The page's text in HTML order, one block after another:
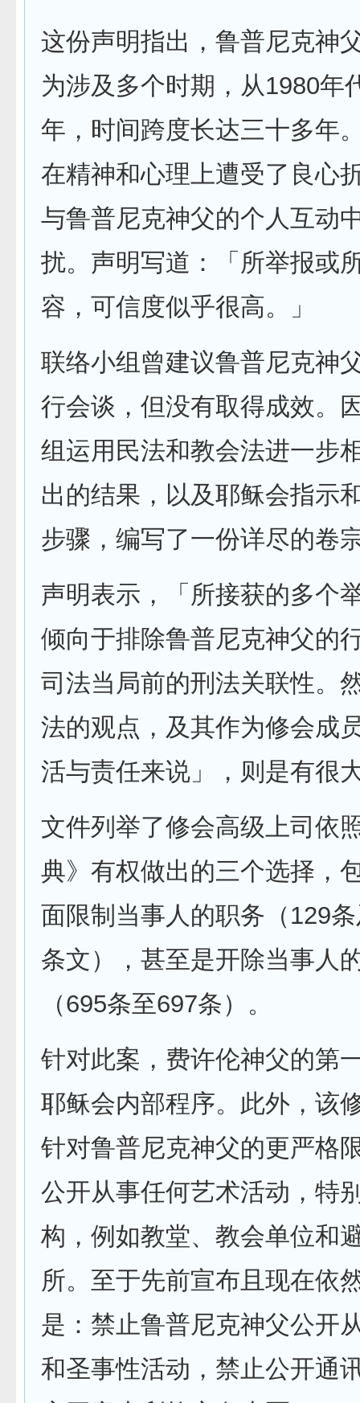
这份声明指出，鲁普尼克神
为涉及多个时期，从1980年
年，时间跨度长达三十多年
在精神和心理上遭受了良心
与鲁普尼克神父的个人互动
扰。声明写道：「所举报或
容，可信度似乎很高。」
联络小组曾建议鲁普尼克神
行会谈，但没有取得成效。
组运用民法和教会法进一步
出的结果，以及耶稣会指示
步骤，编写了一份详尽的卷
声明表示，「所接获的多个
倾向于排除鲁普尼克神父的
司法当局前的刑法关联性。
法的观点，及其作为修会成
活与责任来说」，则是有很
文件列举了修会高级上司依
典》有权做出的三个选择，
面限制当事人的职务（129
条文），甚至是开除当事人
（695条至697条）。
针对此案，费许伦神父的第
耶稣会内部程序。此外，该
针对鲁普尼克神父的更严格
公开从事任何艺术活动，特
构，例如教堂、教会单位和
所。至于先前宣布且现在依
是：禁止鲁普尼克神父公开
和圣事性活动，禁止公开通